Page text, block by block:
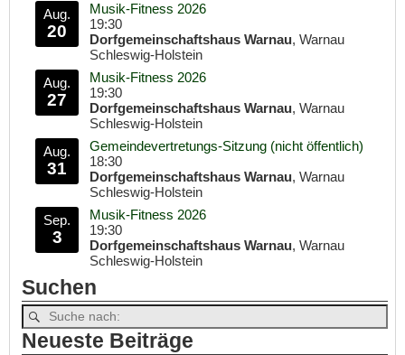
Aug.
20
Musik-Fitness 2026
19:30
Dorfgemeinschaftshaus Warnau, Warnau
Schleswig-Holstein
Aug.
27
Musik-Fitness 2026
19:30
Dorfgemeinschaftshaus Warnau, Warnau
Schleswig-Holstein
Aug.
31
Gemeindevertretungs-Sitzung (nicht öffentlich)
18:30
Dorfgemeinschaftshaus Warnau, Warnau
Schleswig-Holstein
Sep.
3
Musik-Fitness 2026
19:30
Dorfgemeinschaftshaus Warnau, Warnau
Schleswig-Holstein
Suchen
Neueste Beiträge